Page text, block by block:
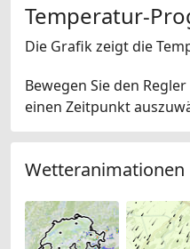
Temperatur-
Die Grafik zeigt die
Bewegen Sie den
einen Zeitpunkt
Wetteranimationen